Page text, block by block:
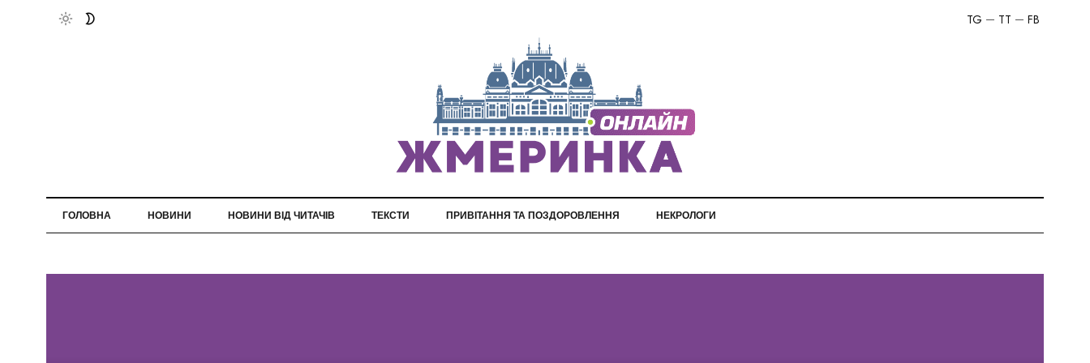
FB
TT
TG
ГОЛОВНА НОВИНИ НОВИНИ ВІД ЧИТАЧІВ ТЕКСТИ ПРИВІТАННЯ ТА ПОЗДОРОВЛЕННЯ НЕКРОЛОГИ